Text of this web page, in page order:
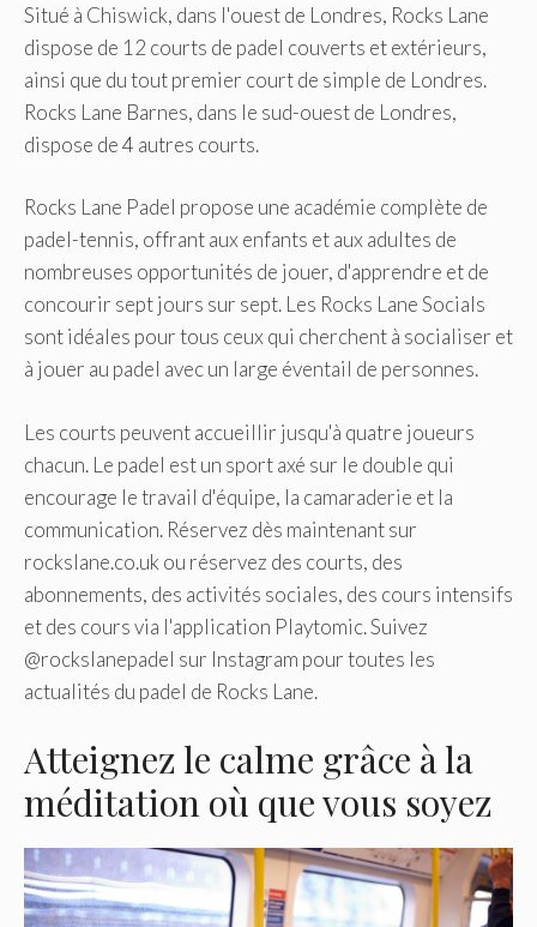
Situé à Chiswick, dans l'ouest de Londres, Rocks Lane
dispose de 12 courts de padel couverts et extérieurs,
ainsi que du tout premier court de simple de Londres.
Rocks Lane Barnes, dans le sud-ouest de Londres,
dispose de 4 autres courts.
Rocks Lane Padel propose une académie complète de
padel-tennis, offrant aux enfants et aux adultes de
nombreuses opportunités de jouer, d'apprendre et de
concourir sept jours sur sept. Les Rocks Lane Socials
sont idéales pour tous ceux qui cherchent à socialiser et
à jouer au padel avec un large éventail de personnes.
Les courts peuvent accueillir jusqu'à quatre joueurs
chacun. Le padel est un sport axé sur le double qui
encourage le travail d'équipe, la camaraderie et la
communication. Réservez dès maintenant sur
rockslane.co.uk ou réservez des courts, des
abonnements, des activités sociales, des cours intensifs
et des cours via l'application Playtomic. Suivez
@rockslanepadel sur Instagram pour toutes les
actualités du padel de Rocks Lane.
Atteignez le calme grâce à la
méditation où que vous soyez